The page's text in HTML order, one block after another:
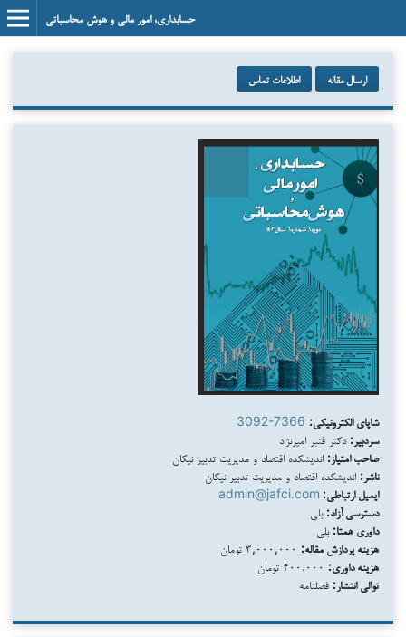
حسابداری، امور مالی و هوش محاسباتی
ارسال مقاله اطلاعات تماس
شاپای الکترونیکی: 3092-7366
سردبیر: دکتر قنبر امیرنژاد
صاحب امتیاز: اندیشکده اقتصاد و مدیریت تدبیر نیکان
ناشر: اندیشکده اقتصاد و مدیریت تدبیر نیکان
ایمیل ارتباطی: admin@jafci.com
دسترسی آزاد: بلی
داوری همتا: بلی
هزینه پردازش مقاله:
هزینه داوری:
توالی انتشار: فصلنامه